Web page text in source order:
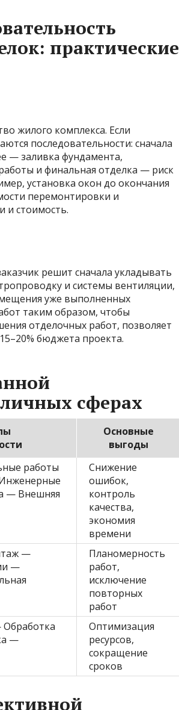
практические
жилого комплекса. Если
последовательности: сначала
— заливка фундамента,
и финальная отделка — риск
установка окон до окончания
перемонтировки и
и стоимость.
решит сначала укладывать
и системы вентиляции,
уже выполненных
таким образом, чтобы
отделочных работ, позволяет
бюджета проекта.
сферах
Основные
выгоды
работы
— Внешняя
Снижение
ошибок,
контроль
качества,
экономия
времени
—
—
Планомерность
работ,
исключение
повторных
работ
—
Оптимизация
ресурсов,
сокращение
сроков